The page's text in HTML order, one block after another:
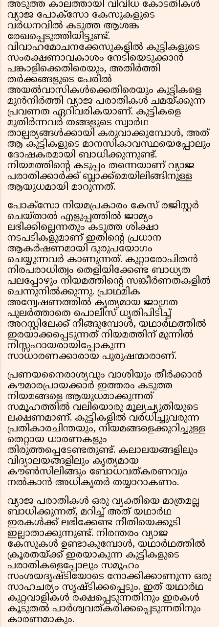
അടുത്ത കാലത്തായി വിവിധ കോടതികൾ
വ്യാജ പോക്സോ കേസുകളുടെ
വർധനവിൽ കടുത്ത ആശങ്ക
രേഖപ്പെടുത്തിയിട്ടുണ്ട്.
വിവാഹമോചനക്കേസുകളിൽ കുട്ടികളുടെ
സംരക്ഷണാവകാശം നേടിയെടുക്കാൻ
പങ്കാളിക്കെതിരെയും, അതിർത്തി
തർക്കങ്ങളുടെ പേരിൽ
അയൽവാസികൾക്കെതിരെയും കുട്ടികളെ
മുൻനിർത്തി വ്യാജ പരാതികൾ ചമയ്ക്കുന്ന
പ്രവണത ഏറിവരികയാണ്. കുട്ടികളെ
മുതിർന്നവർ തങ്ങളുടെ സ്വാർഥ
താല്പര്യങ്ങൾക്കായി കരുവാക്കുമ്പോൾ, അത്
ആ കുട്ടികളുടെ മാനസികാവസ്ഥയെപ്പോലും
ദോഷകരമായി ബാധിക്കുന്നുണ്ട്.
നിയമത്തിൻ്റെ കടുപ്പം തന്നെയാണ് വ്യാജ
പരാതിക്കാർക്ക് ബ്ലാക്ക്മെയിലിങ്ങിനുള്ള
ആയുധമായി മാറുന്നത്.
പോക്സോ നിയമപ്രകാരം കേസ് രജിസ്റ്റർ
ചെയ്താൽ എളുപ്പത്തിൽ ജാമ്യം
ലഭിക്കില്ലെന്നതും കടുത്ത ശിക്ഷാ
നടപടികളുമാണ് ഇതിൻ്റെ പ്രധാന
ആകർഷണമായി ദുരുപയോഗം
ചെയ്യുന്നവർ കാണുന്നത്. കുറ്റാരോപിതൻ
നിരപരാധിത്വം തെളിയിക്കേണ്ട ബാധ്യത
പലപ്പോഴും നിയമത്തിൻ്റെ സങ്കീർണതകളിൽ
ചെന്നുനിൽക്കുന്നു. പ്രാഥമിക
അന്വേഷണത്തിൽ കൃത്യമായ ജാഗ്രത
പുലർത്താതെ പൊലീസ് ധൃതിപിടിച്ച്
അറസ്റ്റിലേക്ക് നീങ്ങുമ്പോൾ, യഥാർഥത്തിൽ
ഇരയാക്കപ്പെടുന്നത് നിയമത്തിന് മുന്നിൽ
നിസ്സഹായരായിപ്പോകുന്ന
സാധാരണക്കാരായ പുരുഷന്മാരാണ്.
പ്രണയനൈരാശ്യവും വാശിയും തീർക്കാൻ
കൗമാരപ്രായക്കാർ ഇത്തരം കടുത്ത
നിയമങ്ങളെ ആയുധമാക്കുന്നത്
സമൂഹത്തിൽ വലിയൊരു മൂല്യച്യുതിയുടെ
ലക്ഷണമാണ്. കുട്ടികളിൽ വർധിച്ചുവരുന്ന
പ്രതികാരചിന്തയും, നിയമങ്ങളെക്കുറിച്ചുള്ള
തെറ്റായ ധാരണകളും
തിരുത്തപ്പെടേണ്ടതുണ്ട്. കലാലയങ്ങളിലും
വിദ്യാലയങ്ങളിലും കൃത്യമായ
കൗൺസിലിങ്ങും ബോധവത്കരണവും
നൽകാൻ അധികൃതർ തയ്യാറാകണം.
വ്യാജ പരാതികൾ ഒരു വ്യക്തിയെ മാത്രമല്ല
ബാധിക്കുന്നത്, മറിച്ച് അത് യഥാർഥ
ഇരകൾക്ക് ലഭിക്കേണ്ട നീതിയെക്കൂടി
ഇല്ലാതാക്കുന്നുണ്ട്. നിരന്തരം വ്യാജ
കേസുകൾ ഉണ്ടാകുമ്പോൾ, യഥാർഥത്തിൽ
ക്രൂരതയ്ക്ക് ഇരയാകുന്ന കുട്ടികളുടെ
പരാതികളെപ്പോലും സമൂഹം
സംശയദൃഷ്ടിയോടെ നോക്കിക്കാണുന്ന ഒരു
സാഹചര്യം സൃഷ്ടിക്കപ്പെടും. ഇത് യഥാർഥ
കുറ്റവാളികൾ രക്ഷപ്പെടുന്നതിനും ഇരകൾ
കൂടുതൽ പാർശ്വവത്കരിക്കപ്പെടുന്നതിനും
കാരണമാകും.